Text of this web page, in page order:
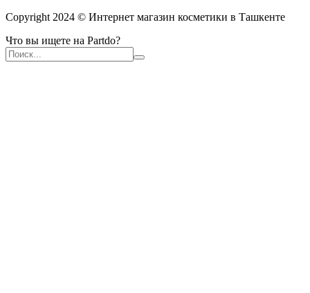
Copyright 2024 © Интернет магазин косметики в Ташкенте
Что вы ищете на Partdo?